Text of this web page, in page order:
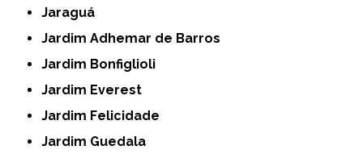
Jaraguá
Jardim Adhemar de Barros
Jardim Bonfiglioli
Jardim Everest
Jardim Felicidade
Jardim Guedala